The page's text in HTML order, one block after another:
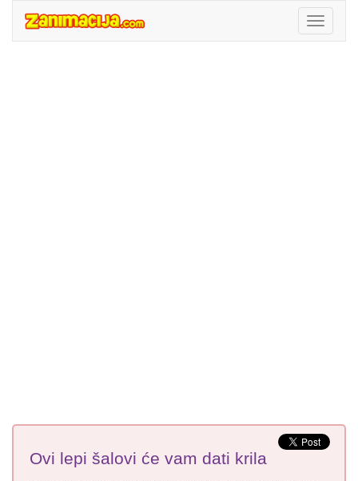
Ovi lepi šalovi će vam dati krila